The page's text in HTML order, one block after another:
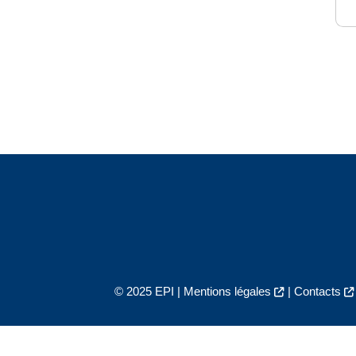
© 2025 EPI | Mentions légales | Contacts